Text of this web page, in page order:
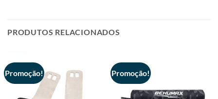
PRODUTOS RELACIONADOS
Promoção! Promoção!